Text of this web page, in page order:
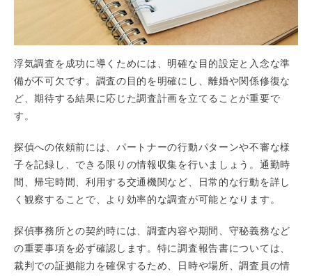
浮気調査を成功に導くためには、明確な目的設定と入念な準
備が不可欠です。調査の目的を明確にし、離婚や関係修復な
ど、期待する結果に応じた調査計画を立てることが重要で
す。
探偵への依頼前には、パートナーの行動パターンや不審な様
子を記録し、できる限りの情報収集を行いましょう。通勤時
間、帰宅時間、利用する交通機関など、日常的な行動を詳し
く観察することで、より効率的な調査が可能となります。
探偵事務所との契約時には、調査内容や期間、守秘義務など
の重要事項を必ず確認します。特に調査報告書については、
裁判での証拠能力を確保するため、日時や場所、調査員の情